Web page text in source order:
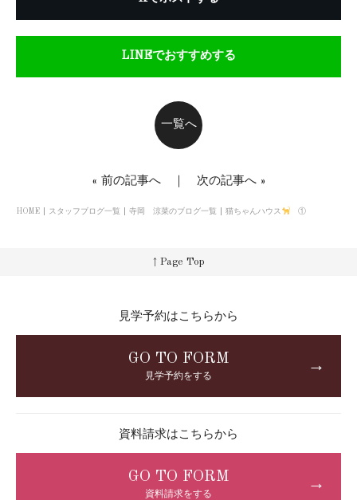
LINEでおすすめする
一覧へ
« 前の記事へ｜ 次の記事へ»
HOME スタッフブログ一覧 寺岡 涼菜のブログ一覧 猫ちゃんハウス ①
↑ Page Top
見学予約はこちらから
GO TO FORM
見学予約をする
→
資料請求はこちらから
GO TO FORM
資料請求をする
→